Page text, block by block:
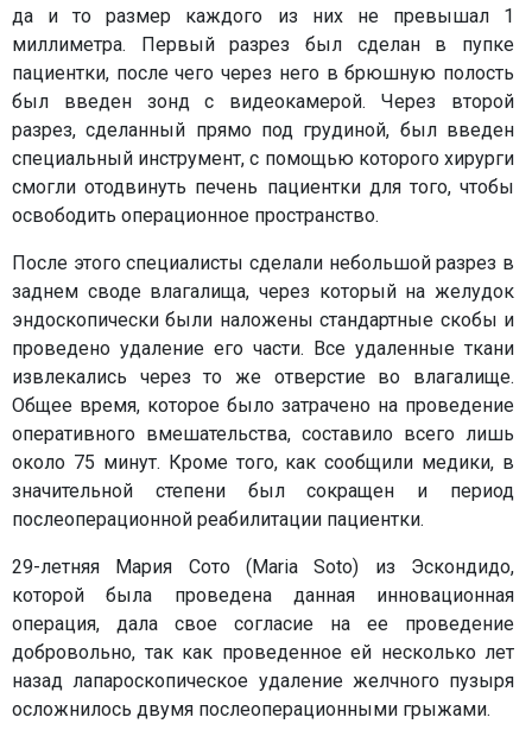
да и то размер каждого из них не превышал 1
миллиметра. Первый разрез был сделан в пупке
пациентки, после чего через него в брюшную полость
был введен зонд с видеокамерой. Через второй
разрез, сделанный прямо под грудиной, был введен
специальный инструмент, с помощью которого хирурги
смогли отодвинуть печень пациентки для того, чтобы
освободить операционное пространство.
После этого специалисты сделали небольшой разрез в
заднем своде влагалища, через который на желудок
эндоскопически были наложены стандартные скобы и
проведено удаление его части. Все удаленные ткани
извлекались через то же отверстие во влагалище.
Общее время, которое было затрачено на проведение
оперативного вмешательства, составило всего лишь
около 75 минут. Кроме того, как сообщили медики, в
значительной степени был сокращен и период
послеоперационной реабилитации пациентки.
29-летняя Мария Сото (Maria Soto) из Эскондидо,
которой была проведена данная инновационная
операция, дала свое согласие на ее проведение
добровольно, так как проведенное ей несколько лет
назад лапароскопическое удаление желчного пузыря
осложнилось двумя послеоперационными грыжами.